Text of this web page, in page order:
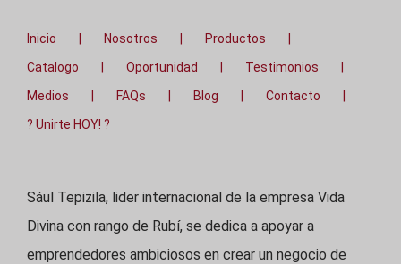
Inicio Nosotros
Productos
Catalogo
Oportunidad
Testimonios
Medios
FAQs Blog
Contacto
? Unirte HOY! ?
Sául Tepizila, lider internacional de la empresa Vida
Divina con rango de Rubí, se dedica a apoyar a
emprendedores ambiciosos en crear un negocio de